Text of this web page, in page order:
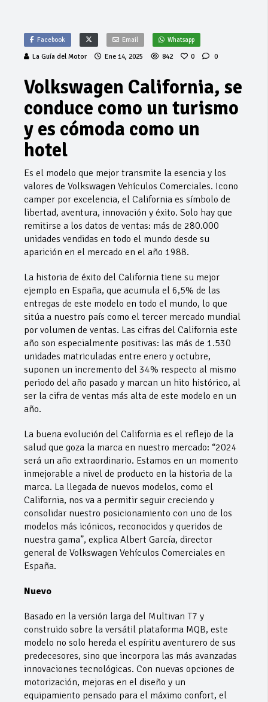
Facebook Email Whatsapp
La Guía del Motor Ene 14, 2025 842 0 0
Volkswagen California, se
conduce como un turismo
y es cómoda como un
hotel
Es el modelo que mejor transmite la esencia y los
valores de Volkswagen Vehículos Comerciales. Icono
camper por excelencia, el California es símbolo de
libertad, aventura, innovación y éxito. Solo hay que
remitirse a los datos de ventas: más de 280.000
unidades vendidas en todo el mundo desde su
aparición en el mercado en el año 1988.
La historia de éxito del California tiene su mejor
ejemplo en España, que acumula el 6,5% de las
entregas de este modelo en todo el mundo, lo que
sitúa a nuestro país como el tercer mercado mundial
por volumen de ventas. Las cifras del California este
año son especialmente positivas: las más de 1.530
unidades matriculadas entre enero y octubre,
suponen un incremento del 34% respecto al mismo
periodo del año pasado y marcan un hito histórico, al
ser la cifra de ventas más alta de este modelo en un
año.
La buena evolución del California es el reflejo de la
salud que goza la marca en nuestro mercado: “2024
será un año extraordinario. Estamos en un momento
inmejorable a nivel de producto en la historia de la
marca. La llegada de nuevos modelos, como el
California, nos va a permitir seguir creciendo y
consolidar nuestro posicionamiento con uno de los
modelos más icónicos, reconocidos y queridos de
nuestra gama”, explica Albert García, director
general de Volkswagen Vehículos Comerciales en
España.
Nuevo
Basado en la versión larga del Multivan T7 y
construido sobre la versátil plataforma MQB, este
modelo no solo hereda el espíritu aventurero de sus
predecesores, sino que incorpora las más avanzadas
innovaciones tecnológicas. Con nuevas opciones de
motorización, mejoras en el diseño y un
equipamiento pensado para el máximo confort, el